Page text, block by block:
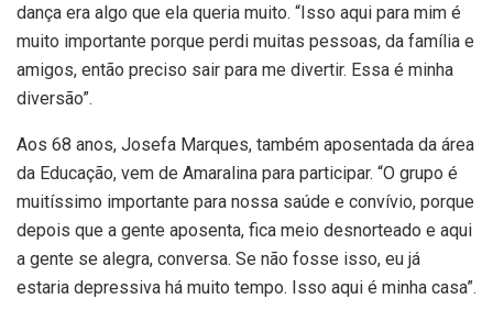
dança era algo que ela queria muito. “Isso aqui para mim é
muito importante porque perdi muitas pessoas, da família e
amigos, então preciso sair para me divertir. Essa é minha
diversão”.
Aos 68 anos, Josefa Marques, também aposentada da área
da Educação, vem de Amaralina para participar. “O grupo é
muitíssimo importante para nossa saúde e convívio, porque
depois que a gente aposenta, fica meio desnorteado e aqui
a gente se alegra, conversa. Se não fosse isso, eu já
estaria depressiva há muito tempo. Isso aqui é minha casa”.